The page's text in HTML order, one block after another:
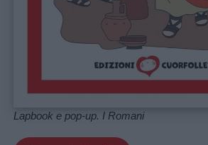
Lapbook e pop-up. I Romani